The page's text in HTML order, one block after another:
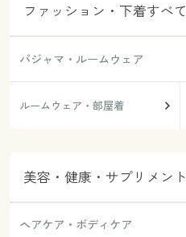
ファッション・下着すべて
パジャマ・ルームウェア
ルームウェア・部屋着
美容・健康・サプリメント
ヘアケア・ボディケア